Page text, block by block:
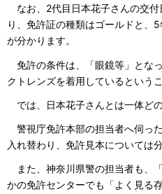
なお、2代目日本花子さんの交
り、免許証の種類はゴールドと、
が分かります。
免許の条件は、「眼鏡等」とな
クトレンズを着用しているという
では、日本花子さんとは一体ど
警視庁免許本部の担当者へ伺っ
入れ替わり、免許見本については
また、神奈川県警の担当者も、
かの免許センターでも「よく見る